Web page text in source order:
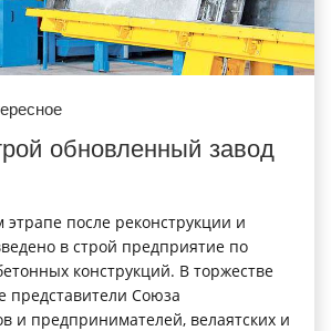
обновленный завод
этрапе после реконструкции и
в строй предприятие по
конструкций. В торжестве
представители Союза
и предпринимателей, велаятских и